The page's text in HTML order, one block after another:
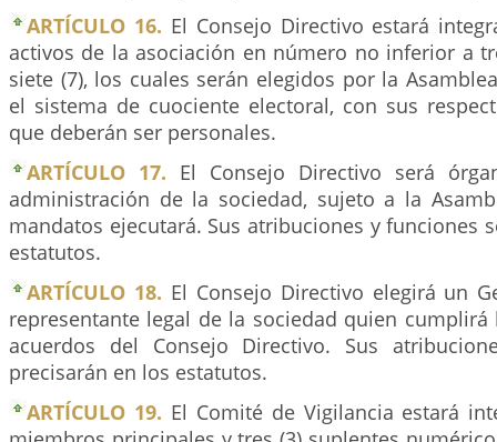
ARTÍCULO 16. El Consejo Directivo estará
activos de la asociación en número no inferior a
siete (7), los cuales serán elegidos por la
el sistema de cuociente electoral, con sus
que deberán ser personales.
ARTÍCULO 17. El Consejo Directivo será
administración de la sociedad, sujeto a la
mandatos ejecutará. Sus atribuciones y funciones
estatutos.
ARTÍCULO 18. El Consejo Directivo elegirá un
representante legal de la sociedad quien cumplirá
acuerdos del Consejo Directivo. Sus
precisarán en los estatutos.
ARTÍCULO 19. El Comité de Vigilancia estará